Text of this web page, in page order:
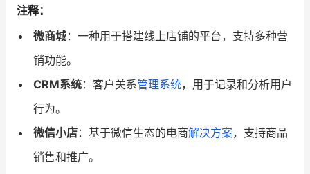
注释：
微商城：一种用于搭建线上店铺的平台，支持多种营
销功能。
CRM系统：客户关系管理系统，用于记录和分析用户
行为。
微信小店：基于微信生态的电商解决方案，支持商品
销售和推广。